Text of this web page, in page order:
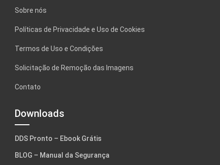
Sobre nós
Políticas de Privacidade e Uso de Cookies
Termos de Uso e Condições
Solicitação de Remoção das Imagens
Contato
Downloads
DDS Pronto – Ebook Grátis
BLOG – Manual da Segurança